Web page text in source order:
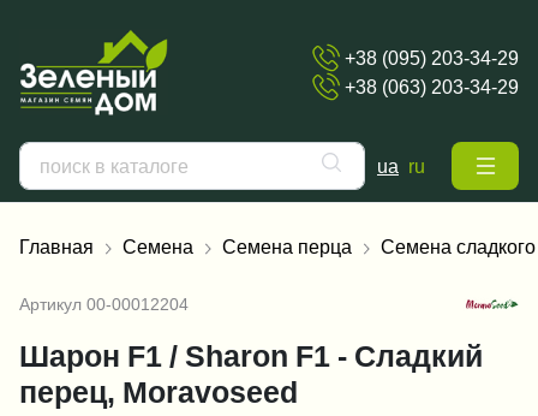
+38 (095) 203-34-29
+38 (063) 203-34-29
ua ru
Главная Семена Семена перца Семена
Артикул 00-00012204
Шарон F1 / Sharon F1 - Сладкий
перец, Moravoseed